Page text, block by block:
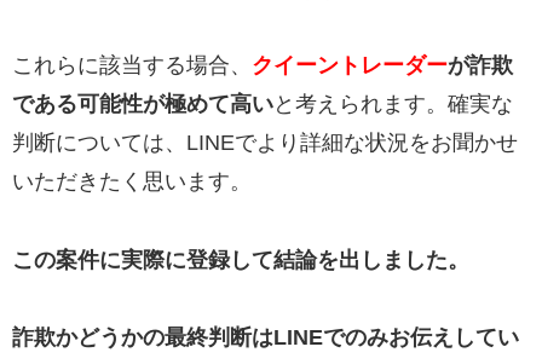
これらに該当する場合、 クイーントレーダーが詐欺
である可能性が極めて高いと考えられます。確実な
判断については、LINEでより詳細な状況をお聞かせ
いただきたく思います。
この案件に実際に登録して結論を出しました。
詐欺かどうかの最終判断はLINEでのみお伝えしてい